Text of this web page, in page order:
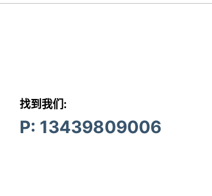
找到我们:
P: 13439809006